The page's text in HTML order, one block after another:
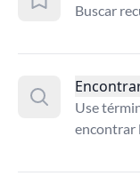
Buscar
Use
encontrar